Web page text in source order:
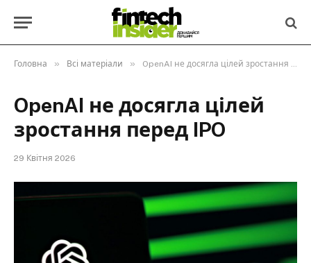
Головна » Всі матеріали » OpenAI не досягла цілей зростання перед IPO
OpenAI не досягла цілей
зростання перед IPO
29 Квітня 2026